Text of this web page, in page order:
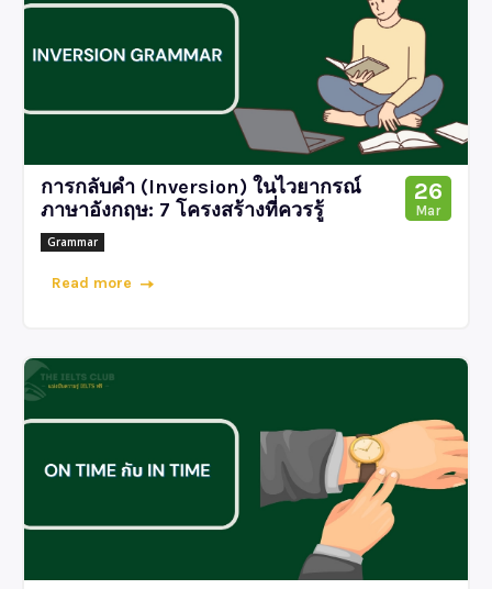
การกลับคำ (Inversion) ในไวยากรณ์
ภาษาอังกฤษ: 7 โครงสร้างที่ควรรู้
Grammar
Read more
26
Mar